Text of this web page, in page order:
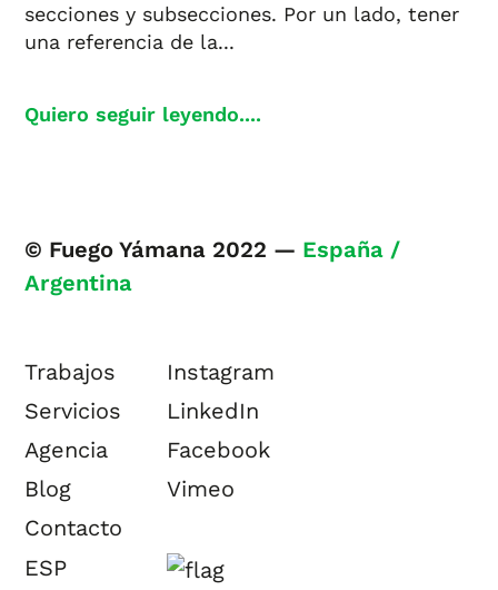
secciones y subsecciones. Por un lado, tener
una referencia de la...
Quiero seguir leyendo....
© Fuego Yámana 2022 — España /
Argentina
Trabajos
Servicios
Agencia
Blog
Contacto
ESP
Instagram
LinkedIn
Facebook
Vimeo